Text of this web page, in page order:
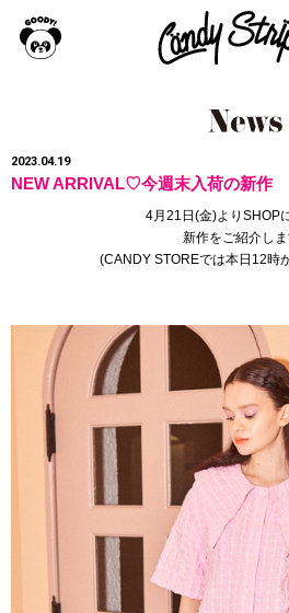
2023.04.19
NEW ARRIVAL♡今週末入荷の新作
4月21日(金)よりSHOP
新作をご紹介しま
(CANDY STOREでは本日12時